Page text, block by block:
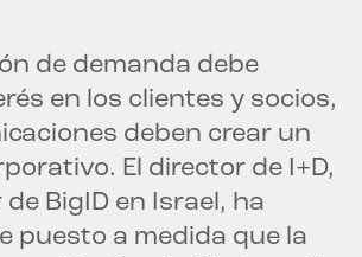
de demanda debe
en los clientes y socios,
deben crear un
El director de I+D,
BigID en Israel, ha
puesto a medida que la